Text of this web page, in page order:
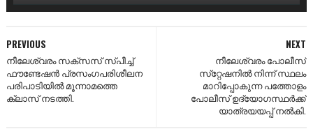
NEXT
നീലേശ്വരം പോലീസ്
സ്‌റ്റേഷനിൽ നിന്ന് സ്ഥലം
മാറിപ്പോകുന്ന പത്തോളം
പോലീസ് ഉദ്യോഗസ്ഥർക്ക്
യാത്രയയപ്പ് നൽകി.
PREVIOUS
നീലേശ്വരം സക്സസ് സ്പീച്ച്
ഫൗണ്ടേഷൻ പ്രസംഗപരിശീലന
പരിപാടിയിൽ മൂന്നാമത്തെ
ക്ലാസ് നടത്തി.